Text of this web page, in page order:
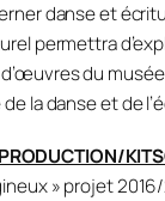
danse et
permettra
du
la danse et de
» projet